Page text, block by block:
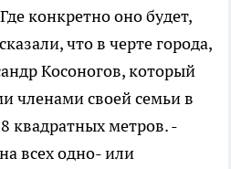
конкретно оно будет,
что в черте города,
Косоногов, который
членами своей семьи в
квадратных метров. -
всех одно- или